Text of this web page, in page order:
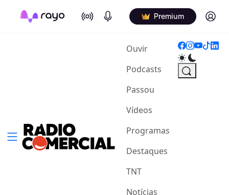
On Air Podcasts Premium Log in
Ouvir(current)
Podcasts
Passou
Vídeos
Programas
Destaques
TNT
Notícias